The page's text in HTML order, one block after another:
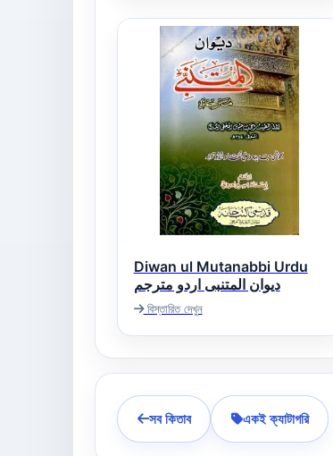
Diwan ul Mutanabbi Urdu
دیوان المتنبی اردو مترجم
বিস্তারিত দেখুন
সব কিতাব একই ক্যাটাগরি